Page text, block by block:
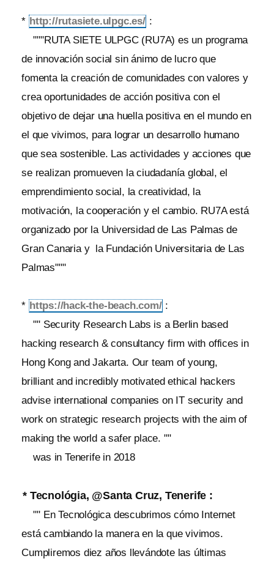
* http://rutasiete.ulpgc.es/ :
"""RUTA SIETE ULPGC (RU7A) es un programa
de innovación social sin ánimo de lucro que
fomenta la creación de comunidades con valores y
crea oportunidades de acción positiva con el
objetivo de dejar una huella positiva en el mundo en
el que vivimos, para lograr un desarrollo humano
que sea sostenible. Las actividades y acciones que
se realizan promueven la ciudadanía global, el
emprendimiento social, la creatividad, la
motivación, la cooperación y el cambio. RU7A está
organizado por la Universidad de Las Palmas de
Gran Canaria y la Fundación Universitaria de Las
Palmas"""
* https://hack-the-beach.com/ :
"" Security Research Labs is a Berlin based
hacking research & consultancy firm with offices in
Hong Kong and Jakarta. Our team of young,
brilliant and incredibly motivated ethical hackers
advise international companies on IT security and
work on strategic research projects with the aim of
making the world a safer place. ""
was in Tenerife in 2018
* Tecnológia, @Santa Cruz, Tenerife :
"" En Tecnológica descubrimos cómo Internet
está cambiando la manera en la que vivimos.
Cumpliremos diez años llevándote las últimas